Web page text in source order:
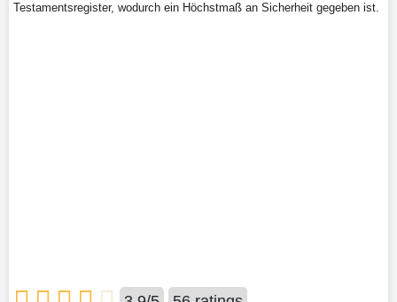
Testamentsregister, wodurch ein Höchstmaß an Sicherheit gegeben ist.